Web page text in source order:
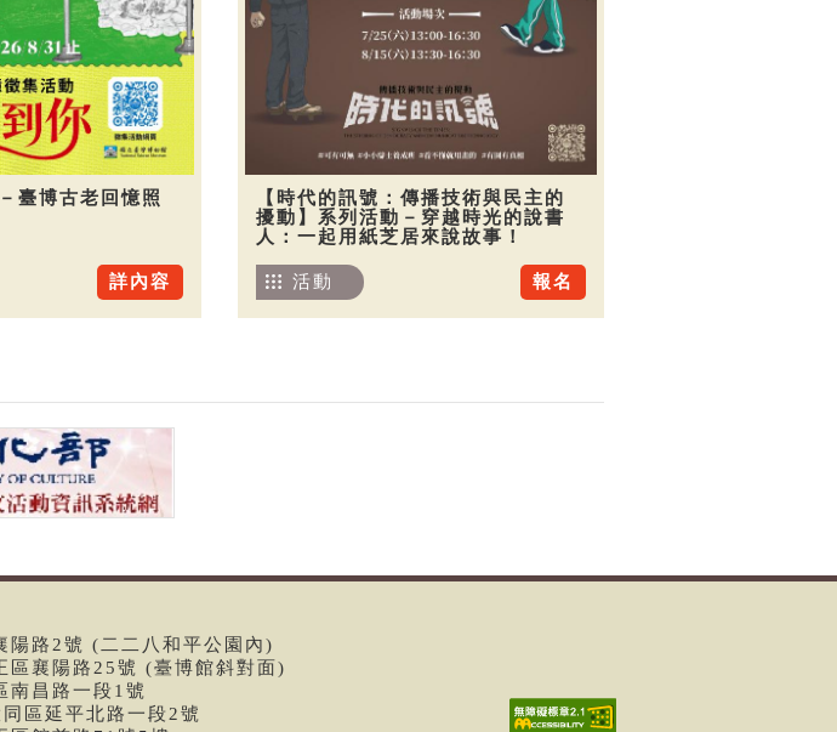
臺博古老回憶照
詳內容
【時代的訊號：傳播技術與民主的
擾動】系列活動－穿越時光的說書
人：一起用紙芝居來說故事！
報名
活動
路2號 (二二八和平公園內)
襄陽路25號 (臺博館斜對面)
昌路一段1號
區延平北路一段2號